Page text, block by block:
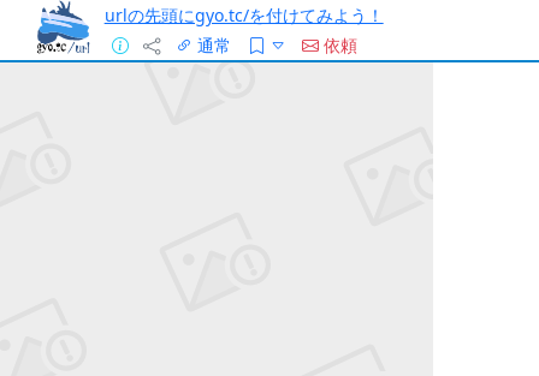
urlの先頭にgyo.tc/を付けてみよう！
通常
依頼